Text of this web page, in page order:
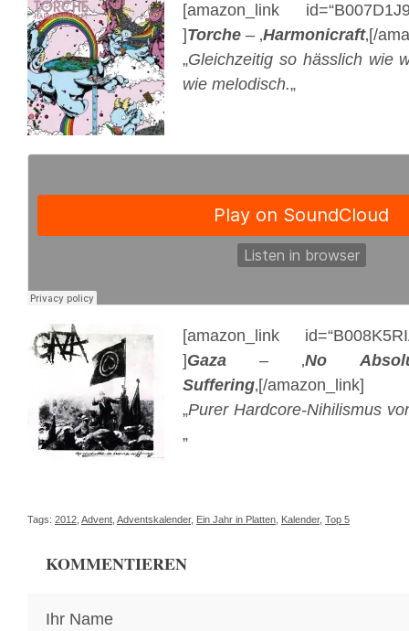
[amazon_link
]Torche – ‚Harmonicraft‚[/
„Gleichzeitig so hässlich wie
wie melodisch.„
[amazon_link
]Gaza – ‚No
Suffering‚[/amazon_link]
„Purer Hardcore-Nihilismus
„
Tags: 2012 Advent Adventskalender, Ein Jahr in Platten Kalender, Top 5
KOMMENTIEREN
Ihr Name